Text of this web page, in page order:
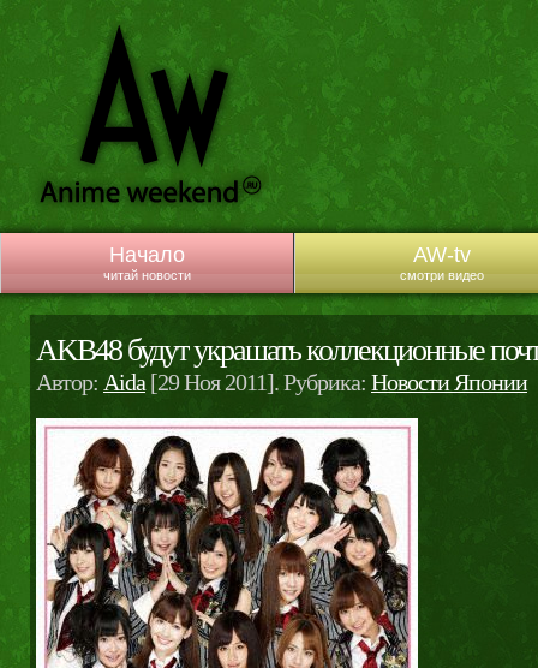
Начало
читай новости
AW-tv
смотри видео
AKB48 будут украшать коллекционные
Автор: Aida [29 Ноя 2011]. Рубрика: Новости Японии